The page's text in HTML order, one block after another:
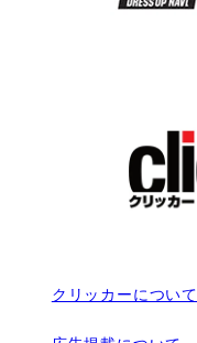
クリッカーについて